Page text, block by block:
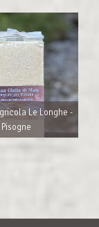
Le Longhe -
Pisogne